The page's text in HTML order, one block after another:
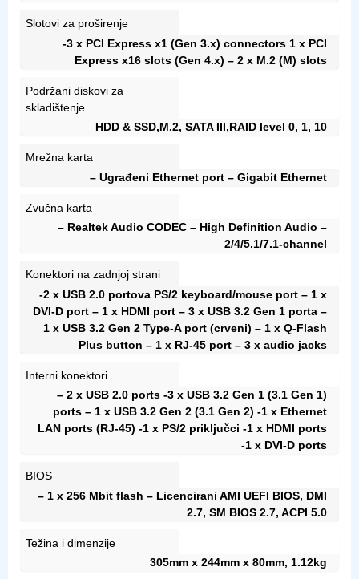
Slotovi za proširenje
-3 x PCI Express x1 (Gen 3.x) connectors 1‎ x PCI
Express x16 slots (Gen 4.x) – 2 x M.2 (M) slots
Podržani diskovi za
skladištenje
HDD & SSD,M.2, SATA III,RAID level 0, 1, 10
Mrežna karta
– Ugrađeni Ethernet port – Gigabit Ethernet
Zvučna karta
– Realtek Audio CODEC – High Definition Audio –
2/4/5.1/7.1-channel
Konektori na zadnjoj strani
-2 x USB 2.0 portova PS/2 keyboard/mouse port – 1 x
DVI-D port – 1 x HDMI port – 3 x USB 3.2 Gen 1 porta –
1 x USB 3.2 Gen 2 Type-A port (crveni) – 1 x Q-Flash
Plus button – 1 x RJ-45 port – 3 x audio jacks
Interni konektori
– 2 x USB 2.0 ports -3 x USB 3.2 Gen 1 (3.1 Gen 1)
ports – 1 x USB 3.2 Gen 2 (3.1 Gen 2) -1 x Ethernet
LAN ports (RJ-45) -1 x PS/2 priključci -1 x HDMI ports
-1 x DVI-D ports
BIOS
– 1 x 256 Mbit flash – Licencirani AMI UEFI BIOS, DMI
2.7, SM BIOS 2.7, ACPI 5.0
Težina i dimenzije
305mm x 244mm x 80mm, 1.12kg